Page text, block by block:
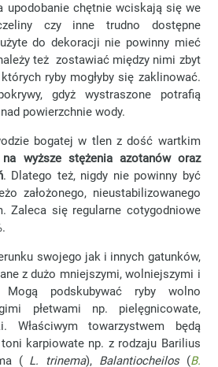
upodobanie chętnie wciskają się we
czy inne trudno dostępne
do dekoracji nie powinny mieć
też zostawiać między nimi zbyt
ryby mogłyby się zaklinować.
gdyż wystraszone potrafią
powierzchnie wody.
bogatej w tlen z dość wartkim
wyższe stężenia azotanów oraz
. Dlatego też, nigdy nie powinny być
założonego, nieustabilizowanego
Zaleca się regularne cotygodniowe
swojego jak i innych gatunków,
z dużo mniejszymi, wolniejszymi i
Mogą podskubywać ryby wolno
płetwami np. pielęgnicowate,
Właściwym towarzystwem będą
karpiowate np. z rodzaju Barilius
( L. trinema), Balantiocheilos(B.